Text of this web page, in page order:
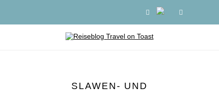
SLAWEN- UND